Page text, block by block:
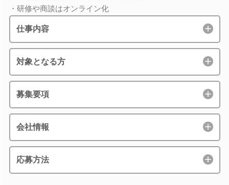
・研修や商談はオンライン化
仕事内容
対象となる方
募集要項
会社情報
応募方法